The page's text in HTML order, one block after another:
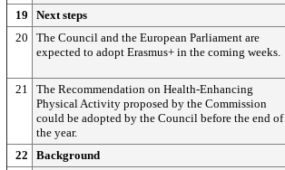
19
Next steps
20
The Council and the European Parliament are
expected to adopt Erasmus+ in the coming weeks.
21
The Recommendation on Health-Enhancing
Physical Activity proposed by the Commission
could be adopted by the Council before the end of
the year.
22 Background